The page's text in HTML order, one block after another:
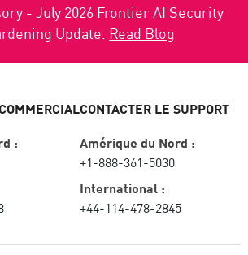
- July 2026 Frontier AI Security
Update. Read Blog
:
CONTACTER LE SUPPORT
Amérique du Nord :
+1-888-361-5030
International :
+44-114-478-2845